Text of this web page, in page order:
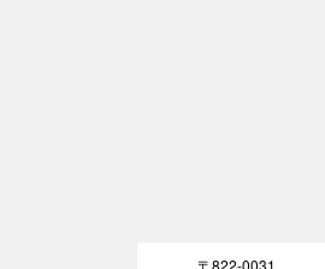
〒822-0031